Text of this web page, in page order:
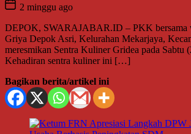
2 minggu ago
DEPOK, SWARAJABAR.ID – PKK bersama
Griya Depok Asri, Kelurahan Mekarjaya,
meresmikan Sentra Kuliner Gridea pada Sabtu
Kehadiran sentra kuliner ini […]
Bagikan berita/artikel ini